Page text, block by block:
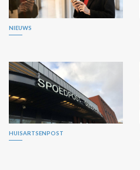
NIEUWS
HUISARTSENPOST